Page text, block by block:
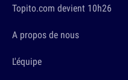
Topito.com devient 10h26
A propos de nous
L'équipe